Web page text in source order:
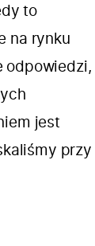
to
na rynku
odpowiedzi,
jest
przy